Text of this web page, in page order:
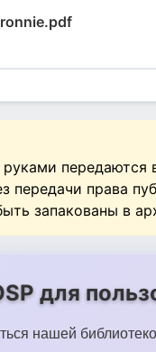
передаются
передачи права
запакованы в
для
нашей